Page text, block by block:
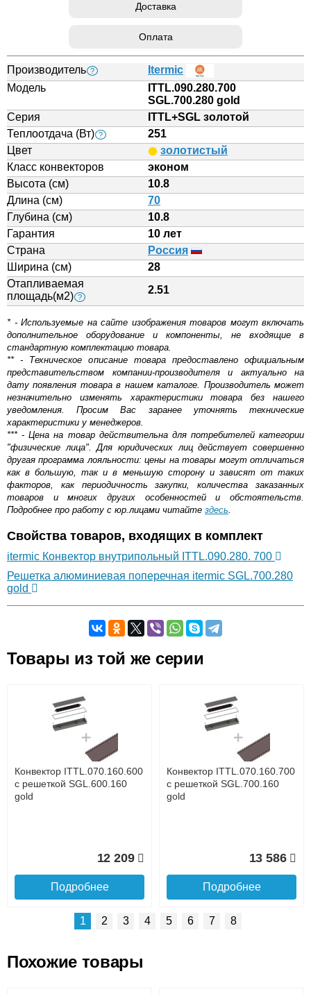
Доставка
Оплата
Производитель ?
Itermic
Модель
ITTL.090.280.700
SGL.700.280 gold
Серия
ITTL+SGL золотой
Теплоотдача (Вт) ?
251
Цвет
золотистый
Класс конвекторов
эконом
Высота (см)
10.8
Длина (см)
70
Глубина (см)
10.8
Гарантия
10 лет
Страна
Россия
Ширина (см)
28
Отапливаемая
площадь(м2) ?
2.51
* - Используемые на сайте изображения товаров могут включать
дополнительное оборудование и компоненты, не входящие в
стандартную комплектацию товара.
** - Техническое описание товара предоставлено официальным
представительством компании-производителя и актуально на
дату появления товара в нашем каталоге. Производитель может
незначительно изменять характеристики товара без нашего
уведомления. Просим Вас заранее уточнять технические
характеристики у менеджеров.
*** - Цена на товар действительна для потребителей категории
"физические лица". Для юридических лиц действует совершенно
другая программа лояльности: цены на товары могут отличаться
как в большую, так и в меньшую сторону и зависят от таких
факторов, как периодичность закупки, количества заказанных
товаров и многих других особенностей и обстоятельств.
Подробнее про работу с юр.лицами читайте здесь.
Свойства товаров, входящих в комплект
itermic Конвектор внутрипольный ITTL.090.280. 700
Решетка алюминиевая поперечная itermic SGL.700.280
gold
Оставьте отзыв
Доставка сантехники по Москве и Московской области
Наличный расчёт
Банковской картой на сайте в режиме реального
времени
Банковской картой при получении товара как при
доставке, так и самовывозом
Интернет-деньгами (Yandex-деньги, Web-money,
Qiwi-кошельки и другие).
Безналичный расчёт (возможно и с НДС)
Товары из той же серии
Конвектор ITTL.070.160.600
с решеткой SGL.600.160
gold
12 209
Подробнее
Конвектор ITTL.070.160.700
с решеткой SGL.700.160
gold
13 586
Подробнее
1 2 3 4 5 6 7 8
Похожие товары